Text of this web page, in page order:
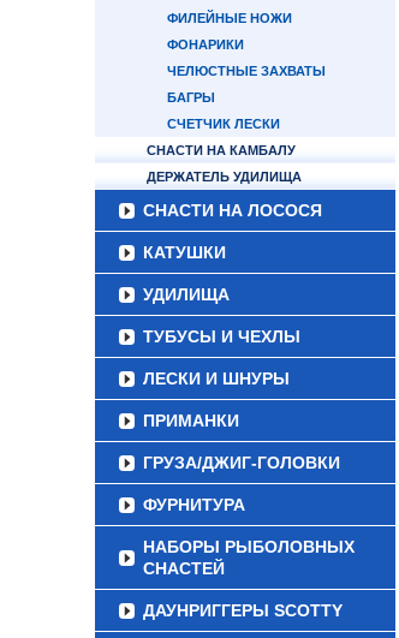
ФИЛЕЙНЫЕ НОЖИ
ФОНАРИКИ
ЧЕЛЮСТНЫЕ ЗАХВАТЫ
БАГРЫ
СЧЕТЧИК ЛЕСКИ
СНАСТИ НА КАМБАЛУ
ДЕРЖАТЕЛЬ УДИЛИЩА
СНАСТИ НА ЛОСОСЯ
КАТУШКИ
УДИЛИЩА
ТУБУСЫ И ЧЕХЛЫ
ЛЕСКИ И ШНУРЫ
ПРИМАНКИ
ГРУЗА/ДЖИГ-ГОЛОВКИ
ФУРНИТУРА
НАБОРЫ РЫБОЛОВНЫХ
СНАСТЕЙ
ДАУНРИГГЕРЫ SCOTTY